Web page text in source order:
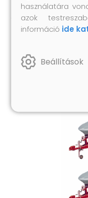
használatára
azok
információ ide
Beállítások